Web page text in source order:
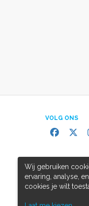
VOLG ONS
Wij gebruiken
ervaring, analyse,
cookies je wilt